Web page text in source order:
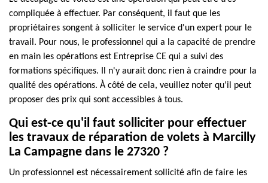
compliquée à effectuer. Par conséquent, il faut que les
propriétaires songent à solliciter le service d'un expert pour le
travail. Pour nous, le professionnel qui a la capacité de prendre
en main les opérations est Entreprise CE qui a suivi des
formations spécifiques. Il n'y aurait donc rien à craindre pour la
qualité des opérations. À côté de cela, veuillez noter qu'il peut
proposer des prix qui sont accessibles à tous.
Qui est-ce qu'il faut solliciter pour effectuer
les travaux de réparation de volets à Marcilly
La Campagne dans le 27320 ?
Un professionnel est nécessairement sollicité afin de faire les